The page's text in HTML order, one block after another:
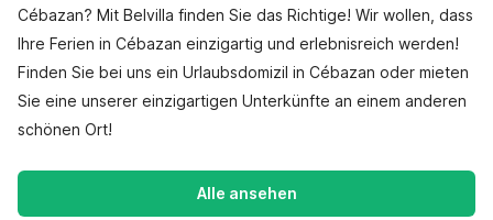
Cébazan? Mit Belvilla finden Sie das Richtige! Wir wollen, dass
Ihre Ferien in Cébazan einzigartig und erlebnisreich werden!
Finden Sie bei uns ein Urlaubsdomizil in Cébazan oder mieten
Sie eine unserer einzigartigen Unterkünfte an einem anderen
schönen Ort!
Alle ansehen